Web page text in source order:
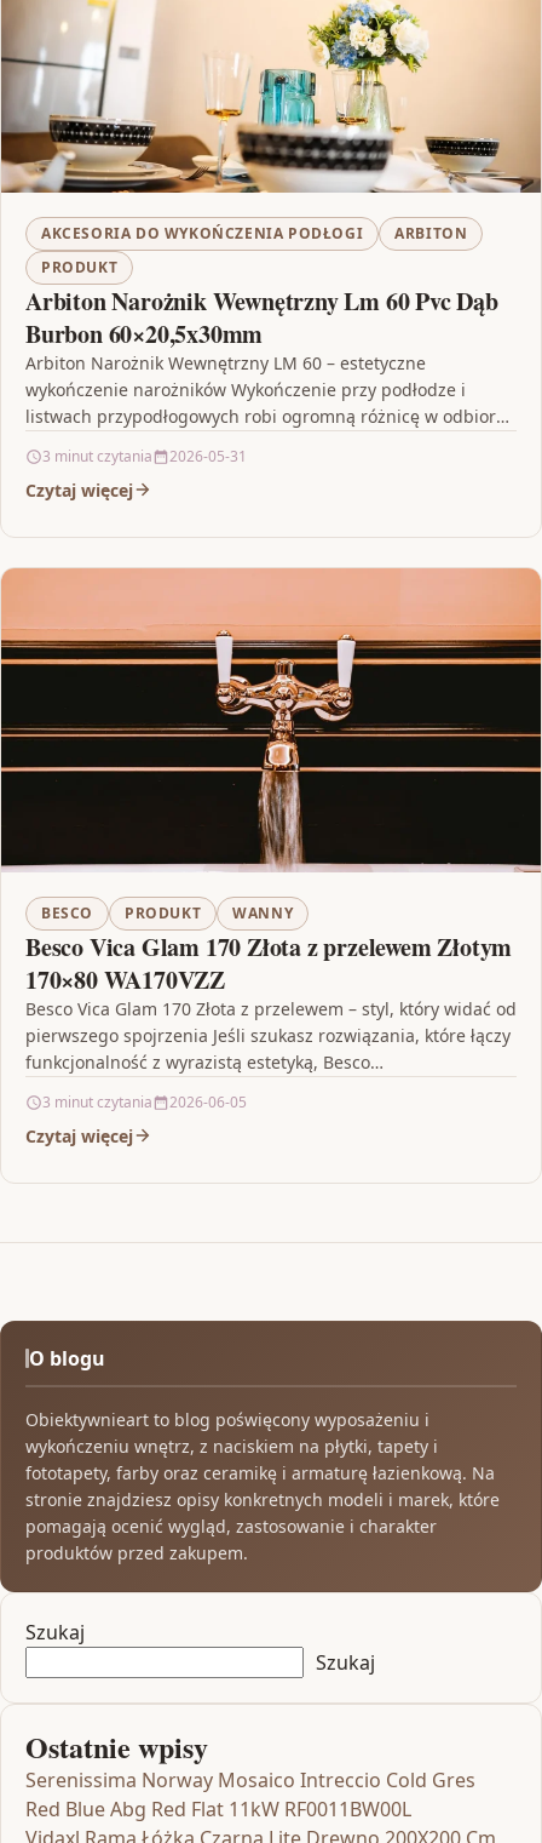
AKCESORIA DO WYKOŃCZENIA PODŁOGI
ARBITON
PRODUKT
Arbiton Narożnik Wewnętrzny Lm 60 Pvc Dąb
Burbon 60×20,5x30mm
Arbiton Narożnik Wewnętrzny LM 60 – estetyczne
wykończenie narożników Wykończenie przy podłodze i
listwach przypodłogowych robi ogromną różnicę w odbiorze
3 minut czytania 2026-05-31
Czytaj więcej
BESCO PRODUKT WANNY
Besco Vica Glam 170 Złota z przelewem Złotym
170×80 WA170VZZ
Besco Vica Glam 170 Złota z przelewem – styl, który widać od
pierwszego spojrzenia Jeśli szukasz rozwiązania, które łączy
funkcjonalność z wyrazistą estetyką, Besco…
3 minut czytania 2026-06-05
Czytaj więcej
O blogu
Obiektywnieart to blog poświęcony wyposażeniu i
wykończeniu wnętrz, z naciskiem na płytki, tapety i
fototapety, farby oraz ceramikę i armaturę łazienkową. Na
stronie znajdziesz opisy konkretnych modeli i marek, które
pomagają ocenić wygląd, zastosowanie i charakter
produktów przed zakupem.
Szukaj
Szukaj
Ostatnie wpisy
Serenissima Norway Mosaico Intreccio Cold Gres
Red Blue Abg Red Flat 11kW RF0011BW00L